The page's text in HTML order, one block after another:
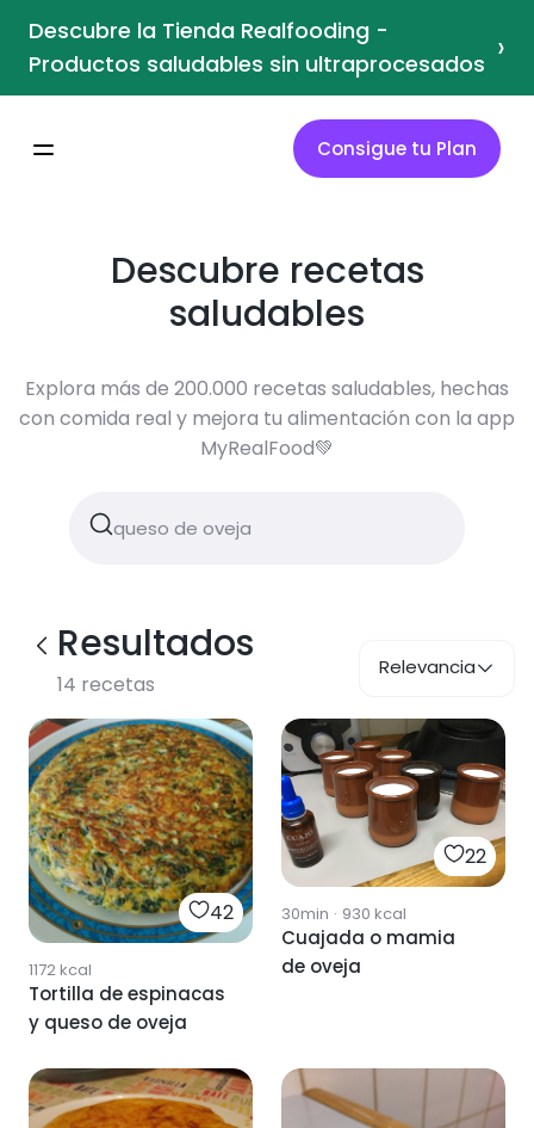
Descubre la Tienda Realfooding -
Productos saludables sin ultraprocesados ›
Consigue tu Plan
Descubre recetas
saludables
Explora más de 200.000 recetas saludables, hechas
con comida real y mejora tu alimentación con la app
MyRealFood💚
Resultados
14 recetas
Relevancia
42
1172kcal
Tortilla de espinacas
y queso de oveja
22
30min · 930 kcal
Cuajada o mamia
de oveja